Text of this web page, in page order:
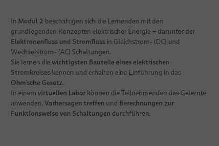
In Modul 2 beschäftigen sich die Lernenden mit den
grundlegenden Konzepten elektrischer Energie – darunter der
Elektronenfluss und Stromflussin Gleichstrom- (DC) und
Wechselstrom- (AC) Schaltungen.
Sie lernen die wichtigsten Bauteile eines elektrischen
Stromkreiseskennen und erhalten eine Einführung in das
Ohm’sche Gesetz.
In einem virtuellen Laborkönnen die Teilnehmenden das Gelernte
anwenden,Vorhersagen treffen und Berechnungen zur
Funktionsweise von Schaltungen durchführen.